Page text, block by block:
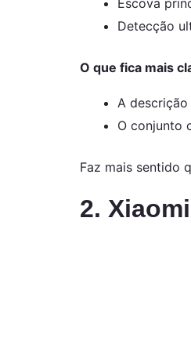
Detecção
O que fica mais
A
O conjunto
Faz mais sentido
2.